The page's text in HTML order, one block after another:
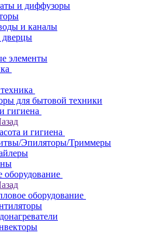
и диффузоры
и каналы
элементы
для бытовой техники
гигиена
и гигиена
Эпиляторы/Триммеры
оборудование
оборудование